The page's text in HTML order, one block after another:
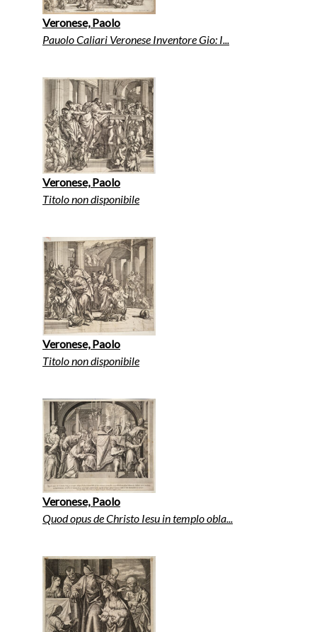
Veronese, Paolo
Pauolo Caliari Veronese Inventore Gio: I...
Veronese, Paolo
Titolo non disponibile
Veronese, Paolo
Titolo non disponibile
Veronese, Paolo
Quod opus de Christo Iesu in templo obla...